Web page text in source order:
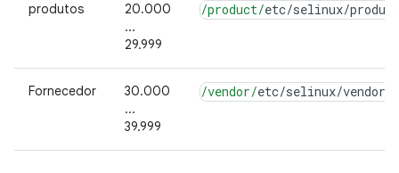
produtos
20.000
...
29.999
/product/etc/selinux/
Fornecedor
30.000
...
39.999
/vendor/etc/selinux/